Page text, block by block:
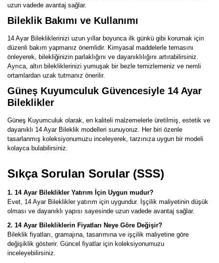
uzun vadede avantaj sağlar.
Bileklik Bakımı ve Kullanımı
14 Ayar Bilekliklerinizi uzun yıllar boyunca ilk günkü gibi korumak için
düzenli bakım yapmanız önemlidir. Kimyasal maddelerle temasını
önleyerek, bilekliğinizin parlaklığını ve dayanıklılığını artırabilirsiniz.
Ayrıca, altın bilekliklerinizi yumuşak bir bezle temizlemeniz ve nemli
ortamlardan uzak tutmanız önerilir.
Güneş Kuyumculuk Güvencesiyle 14 Ayar
Bileklikler
Güneş Kuyumculuk olarak, en kaliteli malzemelerle üretilmiş, estetik ve
dayanıklı 14 Ayar Bileklik modelleri sunuyoruz. Her biri özenle
tasarlanmış koleksiyonumuzu inceleyerek, tarzınıza uygun bir modeli
kolayca bulabilirsiniz.
Sıkça Sorulan Sorular (SSS)
1. 14 Ayar Bileklikler Yatırım İçin Uygun mudur?
Evet, 14 Ayar Bileklikler yatırım için uygundur. İşçilik maliyetinin düşük
olması ve dayanıklı yapısı sayesinde uzun vadede avantaj sağlar.
2. 14 Ayar Bilekliklerin Fiyatları Neye Göre Değişir?
Bileklik fiyatları, gramajına, tasarımına ve işçilik maliyetine göre
değişiklik gösterir. Güncel fiyatlar için koleksiyonumuzu
inceleyebilirsiniz.